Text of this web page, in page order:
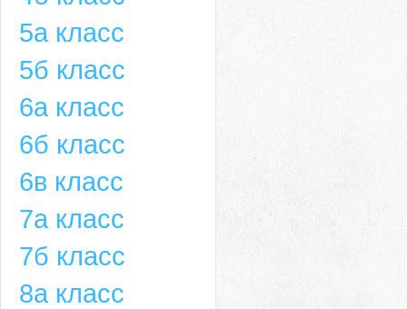
5а класс
5б класс
6а класс
6б класс
6в класс
7а класс
7б класс
8а класс